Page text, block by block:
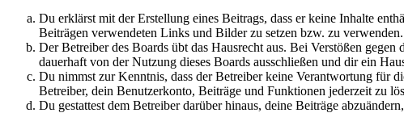
Du erklärst mit der Erstellung eines Beitrags, dass er keine Inhalte
Beiträgen verwendeten Links und Bilder zu setzen bzw. zu verwenden.
Der Betreiber des Boards übt das Hausrecht aus. Bei Verstößen
dauerhaft von der Nutzung dieses Boards ausschließen und dir ein
Du nimmst zur Kenntnis, dass der Betreiber keine Verantwortung für
Betreiber, dein Benutzerkonto, Beiträge und Funktionen jederzeit zu
Du gestattest dem Betreiber darüber hinaus, deine Beiträge